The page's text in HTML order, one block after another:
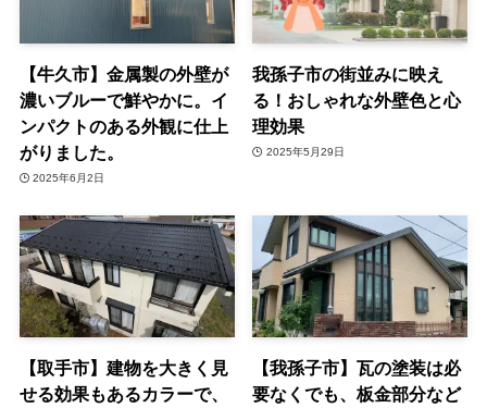
【牛久市】金属製の外壁が
濃いブルーで鮮やかに。イ
ンパクトのある外観に仕上
がりました。
2025年6月2日
我孫子市の街並みに映え
る！おしゃれな外壁色と心
理効果
2025年5月29日
【取手市】建物を大きく見
せる効果もあるカラーで、
【我孫子市】瓦の塗装は必
要なくでも、板金部分など